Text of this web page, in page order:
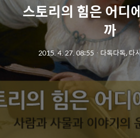
스토리의 힘은 어디
까
2015. 4. 27. 08:55ㆍ 다독다독, 다